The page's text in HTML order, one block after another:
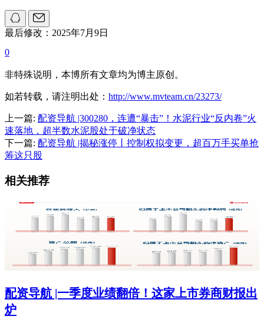
最后修改：2025年7月9日
0
非特殊说明，本博所有文章均为博主原创。
如若转载，请注明出处： http://www.mvteam.cn/23273/
上一篇: 配资导航 |300280，连遭“暴击”！水泥行业“反内卷”火
速落地，超半数水泥股处于破净状态
下一篇: 配资导航 |揭秘涨停丨控制权拟变更，超百万手买单抢
筹这只股
相关推荐
配资导航 |一季度业绩翻倍！这家上市券商财报出
炉